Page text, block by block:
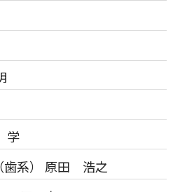
学
系）
原田 浩之